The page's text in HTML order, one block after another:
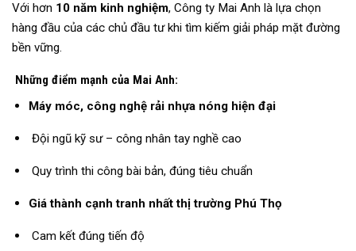
Với hơn 10 năm kinh nghiệm, Công ty Mai Anh là lựa chọn
hàng đầu của các chủ đầu tư khi tìm kiếm giải pháp mặt đường
bền vững.
Những điểm mạnh của Mai Anh:
Máy móc, công nghệ rải nhựa nóng hiện đại
Đội ngũ kỹ sư – công nhân tay nghề cao
Quy trình thi công bài bản, đúng tiêu chuẩn
Giá thành cạnh tranh nhất thị trường Phú Thọ
Cam kết đúng tiến độ